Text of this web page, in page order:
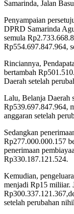
Samarinda, Jalan
Penyampaian
DPRD Samarinda
semula
Rp554.697.847.964,
Rinciannya,
bertambah
Daerah setelah
Lalu, Belanja Daerah
Rp539.697.847.964,
anggaran setelah
Sedangkan
Rp277.000.000.157
penerimaan
Rp330.187.121.524.
Kemudian,
menjadi Rp15 miliiar.
setelah perubahan